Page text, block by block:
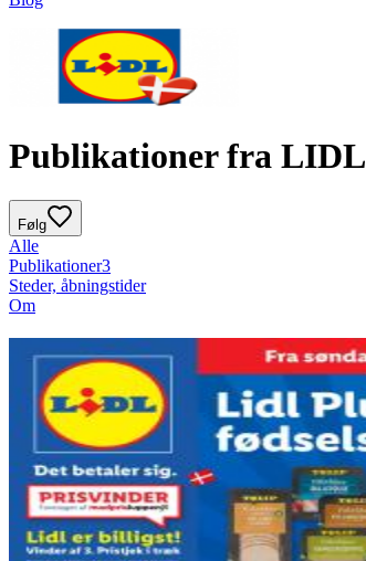
Publikationer fra LIDL
Følg
Alle
Publikationer3
Steder, åbningstider
Om